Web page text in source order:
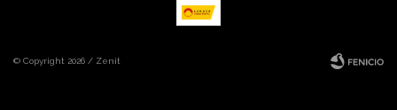
© Copyright 2026 / Zenit